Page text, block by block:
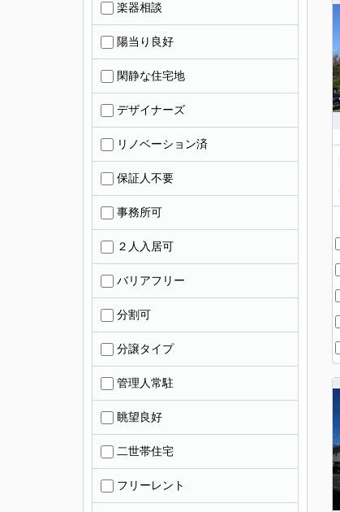
楽器相談
陽当り良好
閑静な住宅地
デザイナーズ
リノベーション済
保証人不要
事務所可
２人入居可
バリアフリー
分割可
分譲タイプ
管理人常駐
眺望良好
二世帯住宅
フリーレント